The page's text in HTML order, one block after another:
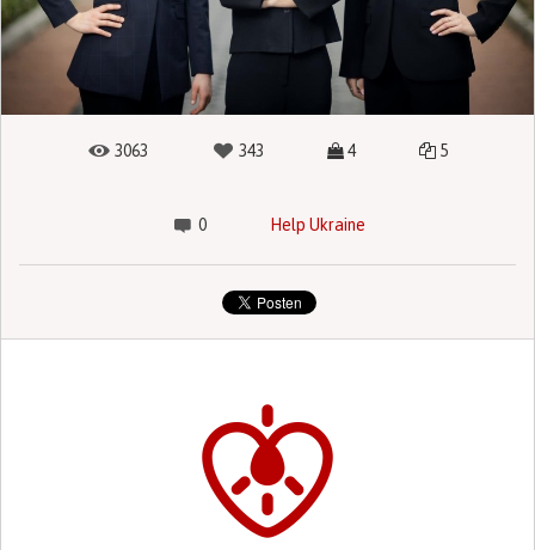
3063 343 4 5
0 Help Ukraine